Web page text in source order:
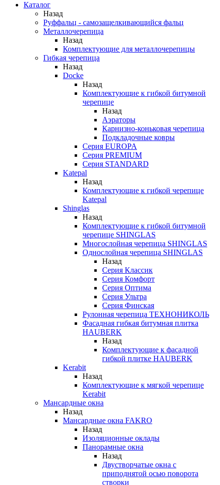
Каталог
Назад
Руффальц - самозащелкивающийся фальц
Металлочерепица
Назад
Комплектующие для металлочерепицы
Гибкая черепица
Назад
Docke
Назад
Комплектующие к гибкой битумной
черепице
Назад
Аэраторы
Карнизно-коньковая черепица
Подкладочные ковры
Серия EUROPA
Серия PREMIUM
Серия STANDARD
Katepal
Назад
Комплектующие к гибкой черепице
Katepal
Shinglas
Назад
Комплектующие к гибкой битумной
черепице SHINGLAS
Многослойная черепица SHINGLAS
Однослойная черепица SHINGLAS
Назад
Серия Классик
Серия Комфорт
Серия Оптима
Серия Ультра
Серия Финская
Рулонная черепица ТЕХНОНИКОЛЬ
Фасадная гибкая битумная плитка
HAUBERK
Назад
Комплектующие к фасадной
гибкой плитке HAUBERK
Kerabit
Назад
Комплектующие к мягкой черепице
Kerabit
Мансардные окна
Назад
Мансардные окна FAKRO
Назад
Изоляционные оклады
Панорамные окна
Назад
Двустворчатые окна с
приподнятой осью поворота
створки